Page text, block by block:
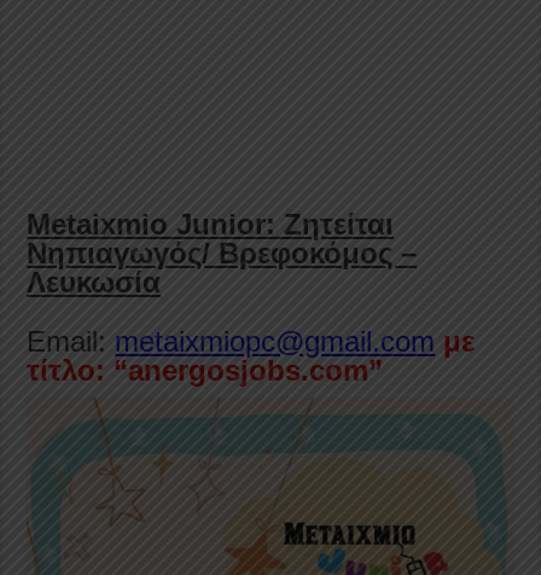
Metaixmio Junior: Ζητείται
Νηπιαγωγός/ Βρεφοκόμος –
Λευκωσία
Email: metaixmiopc@gmail.com με
τίτλο: “anergosjobs.com”